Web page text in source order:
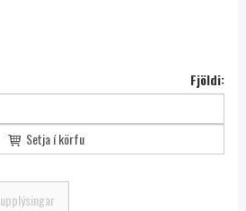
Fjöldi:
Setja í körfu